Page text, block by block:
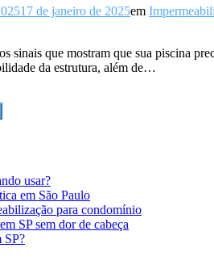
17 de janeiro de 2025em
sinais que mostram que sua piscina
da estrutura, além de…
usar?
em São Paulo
para condomínio
SP sem dor de cabeça
SP?